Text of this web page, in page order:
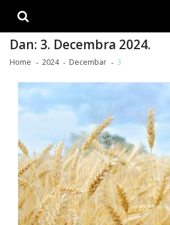
Dan: 3. Decembra 2024.
Home 2024 Decembar 3